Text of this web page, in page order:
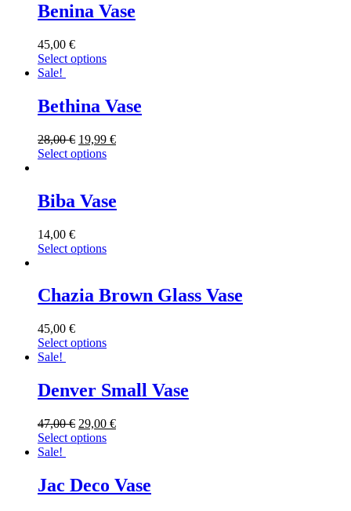
Benina Vase
45,00 €
Select options
Sale!
Bethina Vase
28,00€ 19,99 €
Select options
Biba Vase
14,00 €
Select options
Chazia Brown Glass Vase
45,00 €
Select options
Sale!
Denver Small Vase
47,00€ 29,00 €
Select options
Sale!
Jac Deco Vase